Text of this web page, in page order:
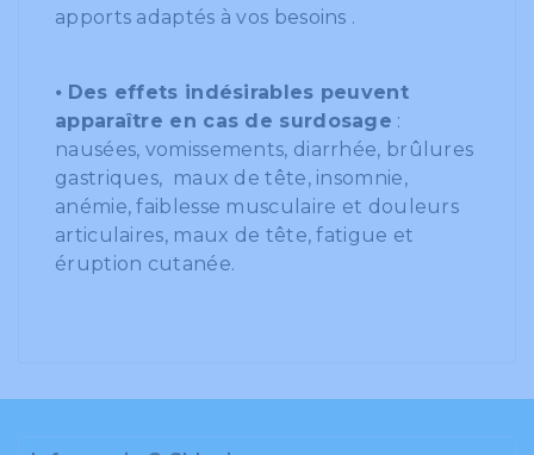
apports adaptés à vos besoins .
⦁ Des effets indésirables peuvent
apparaître en cas de surdosage :
nausées, vomissements, diarrhée, brûlures
gastriques, maux de tête, insomnie,
anémie, faiblesse musculaire et douleurs
articulaires, maux de tête, fatigue et
éruption cutanée.